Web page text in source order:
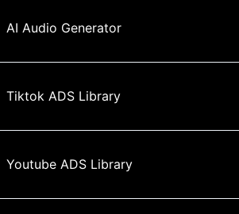
AI Audio Generator
Tiktok ADS Library
Youtube ADS Library